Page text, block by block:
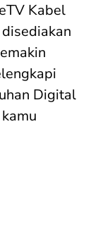
Kabel
Digital
kamu